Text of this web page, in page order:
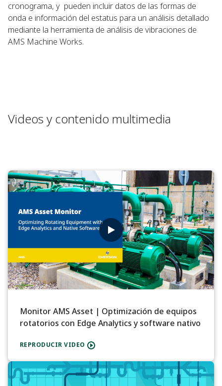
cronograma, y pueden incluir datos de las formas de
onda e información del estatus para un análisis detallado
mediante la herramienta de análisis de vibraciones de
AMS Machine Works.
Videos y contenido multimedia
Monitor AMS Asset | Optimización de equipos
rotatorios con Edge Analytics y software nativo
REPRODUCIR VIDEO